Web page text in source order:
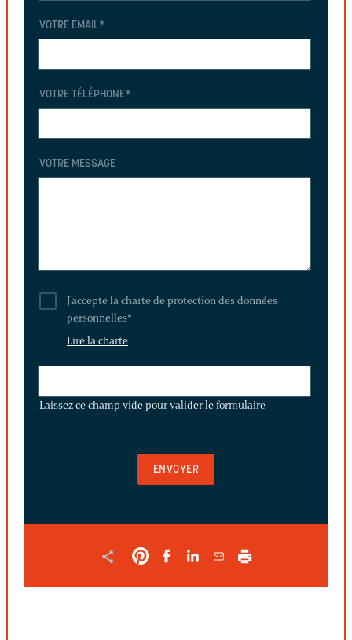
VOTRE EMAIL*
VOTRE TÉLÉPHONE*
VOTRE MESSAGE
J'accepte la charte de protection des données
personnelles*
Lire la charte
CHAMP
Laissez ce champ vide pour valider le formulaire